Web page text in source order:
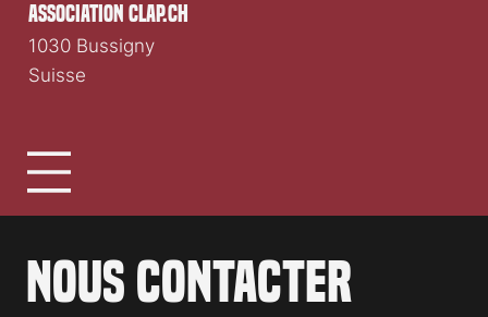
Nous contacter
association clap.ch
1030 Bussigny
Suisse